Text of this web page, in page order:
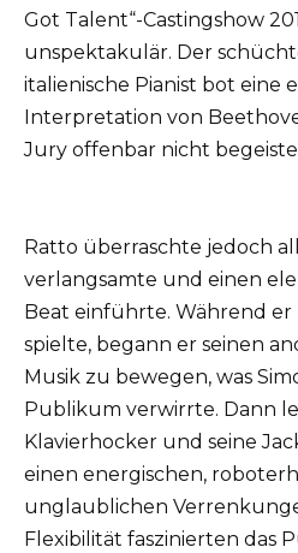
Got Talent“-Castingshow
unspektakulär. Der
italienische Pianist bot eine
Interpretation von
Jury offenbar nicht
Ratto überraschte jedoch
verlangsamte und einen
Beat einführte. Während
spielte, begann er seinen
Musik zu bewegen, was
Publikum verwirrte. Dann
Klavierhocker und seine
einen energischen,
unglaublichen
Flexibilität faszinierten das